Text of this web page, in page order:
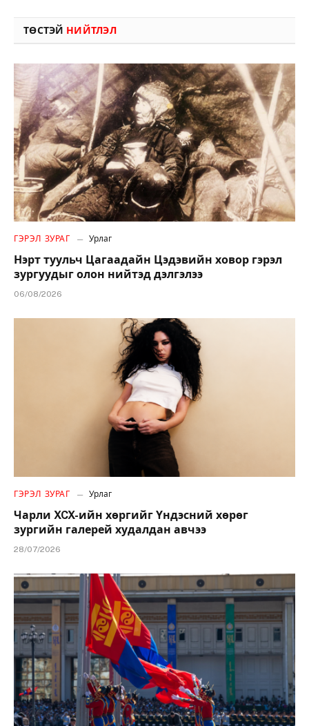
ТӨСТЭЙ НИЙТЛЭЛ
ГЭРЭЛ ЗУРАГ Урлаг
Нэрт туульч Цагаадайн Цэдэвийн ховор гэрэл
зургуудыг олон нийтэд дэлгэлээ
06/08/2026
ГЭРЭЛ ЗУРАГ Урлаг
Чарли XCX-ийн хөргийг Үндэсний хөрөг
зургийн галерей худалдан авчээ
28/07/2026